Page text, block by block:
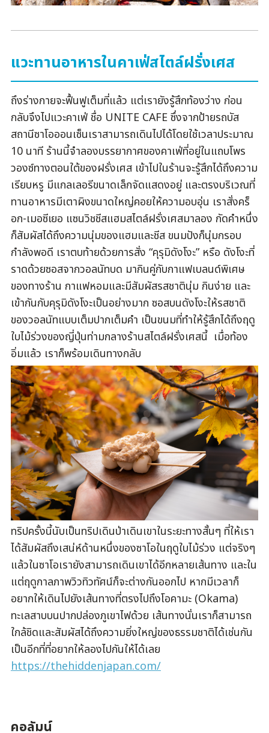
แวะทานอาหารในคาเฟ่สไตล์ฝรั่งเศส
ถึงร่างกายจะฟื้นฟูเต็มที่แล้ว แต่เรายังรู้สึกท้องว่าง ก่อน
กลับจึงไปแวะคาเฟ่ ชื่อ UNITE CAFE ซึ่งจากป้ายรถบัส
สถานีซาโอออนเซ็นเราสามารถเดินไปได้โดยใช้เวลาประมาณ
10 นาที ร้านนี้จำลองบรรยากาศของคาเฟ่ที่อยู่ในแถบโพร
วองซ์ทางตอนใต้ของฝรั่งเศส เข้าไปในร้านจะรู้สึกได้ถึงความ
เรียบหรู มีแกลเลอรีขนาดเล็กจัดแสดงอยู่ และตรงบริเวณที่
ทานอาหารมีเตาผิงขนาดใหญ่คอยให้ความอบอุ่น เราสั่งคร็
อก-เมอซีเยอ แซนวิชชีสแฮมสไตล์ฝรั่งเศสมาลอง กัดคำหนึ่ง
ก็สัมผัสได้ถึงความนุ่มของแฮมและชีส ขนมปังก็นุ่มกรอบ
กำลังพอดี เราตบท้ายด้วยการสั่ง “คุรุมิดังโงะ” หรือ ดังโงะที่
ราดด้วยซอสจากวอลนัทบด มากินคู่กับกาแฟเบลนด์พิเศษ
ของทางร้าน กาแฟหอมและมีสัมผัสรสชาตินุ่ม กินง่าย และ
เข้ากันกับคุรุมิดังโงะเป็นอย่างมาก ซอสบนดังโงะให้รสชาติ
ของวอลนัทแบบเต็มปากเต็มคำ เป็นขนมที่ทำให้รู้สึกได้ถึงฤดู
ใบไม้ร่วงของญี่ปุ่นท่ามกลางร้านสไตล์ฝรั่งเศสนี้ เมื่อท้อง
อิ่มแล้ว เราก็พร้อมเดินทางกลับ
ทริปครั้งนี้นับเป็นทริปเดินป่าเดินเขาในระยะทางสั้นๆ ที่ให้เรา
ได้สัมผัสถึงเสน่ห์ด้านหนึ่งของซาโอในฤดูใบไม้ร่วง แต่จริงๆ
แล้วในซาโอเรายังสามารถเดินเขาได้อีกหลายเส้นทาง และใน
แต่ฤดูกาลภาพวิวทิวทัศน์ก็จะต่างกันออกไป หากมีเวลาก็
อยากให้เดินไปยังเส้นทางที่ตรงไปถึงโอคามะ (Okama)
ทะเลสาบบนปากปล่องภูเขาไฟด้วย เส้นทางนั่นเราก็สามารถ
ใกล้ชิดและสัมผัสได้ถึงความยิ่งใหญ่ของธรรมชาติได้เช่นกัน
เป็นอีกที่ที่อยากให้ลองไปกันให้ได้เลย
https://thehiddenjapan.com/
คอลัมน์